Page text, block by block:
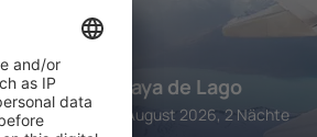
Hotel Playa de Lago
Muxia, 07 August 2026, 2 Nächte